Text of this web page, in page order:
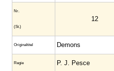
Nr.
(St.)
12
Original­titel Demons
Regie P. J. Pesce